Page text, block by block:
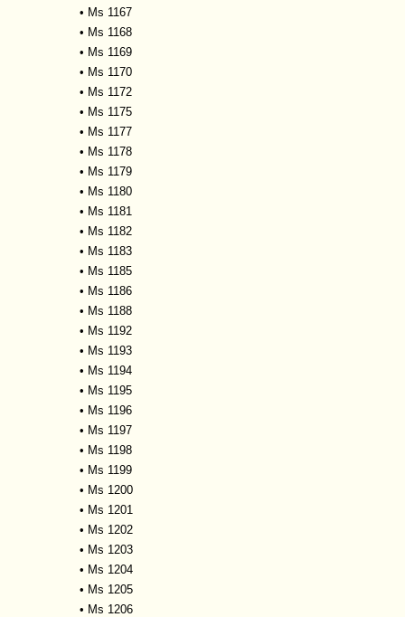
• Ms 1167
• Ms 1168
• Ms 1169
• Ms 1170
• Ms 1172
• Ms 1175
• Ms 1177
• Ms 1178
• Ms 1179
• Ms 1180
• Ms 1181
• Ms 1182
• Ms 1183
• Ms 1185
• Ms 1186
• Ms 1188
• Ms 1192
• Ms 1193
• Ms 1194
• Ms 1195
• Ms 1196
• Ms 1197
• Ms 1198
• Ms 1199
• Ms 1200
• Ms 1201
• Ms 1202
• Ms 1203
• Ms 1204
• Ms 1205
• Ms 1206